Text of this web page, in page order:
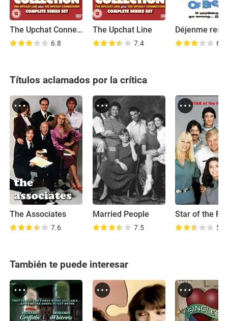
The Upchat Connection
6.8
The Upchat Line
7.4
Déjenme
6.7
Títulos aclamados por la crítica
The Associates
7.6
Married People
7.5
Star of the
5.9
También te puede interesar